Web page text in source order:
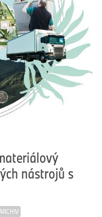
nástrojů s
ARCHIV